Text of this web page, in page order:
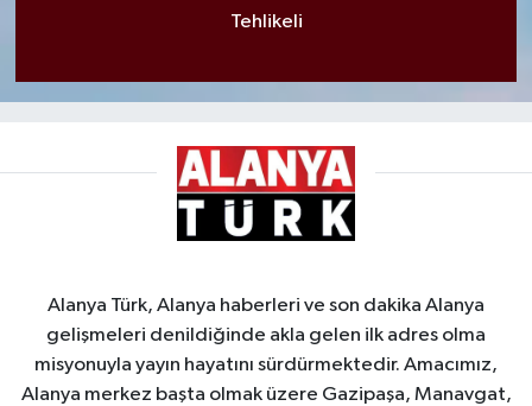
Tehlikeli
Alanya Türk, Alanya haberleri ve son dakika Alanya
gelişmeleri denildiğinde akla gelen ilk adres olma
misyonuyla yayın hayatını sürdürmektedir. Amacımız,
Alanya merkez başta olmak üzere Gazipaşa, Manavgat,